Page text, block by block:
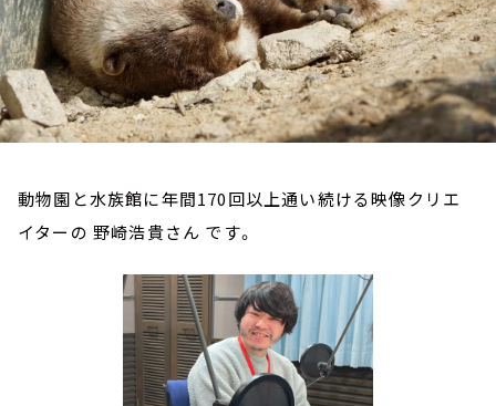
動物園と水族館に年間170回以上通い続ける映像クリエ
イターの 野崎浩貴さん です。